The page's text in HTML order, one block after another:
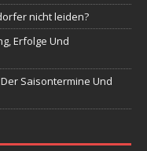
nicht leiden?
Erfolge Und
Saisontermine Und